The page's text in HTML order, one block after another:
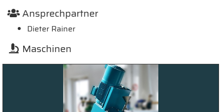
Ansprechpartner
Dieter Rainer
Maschinen